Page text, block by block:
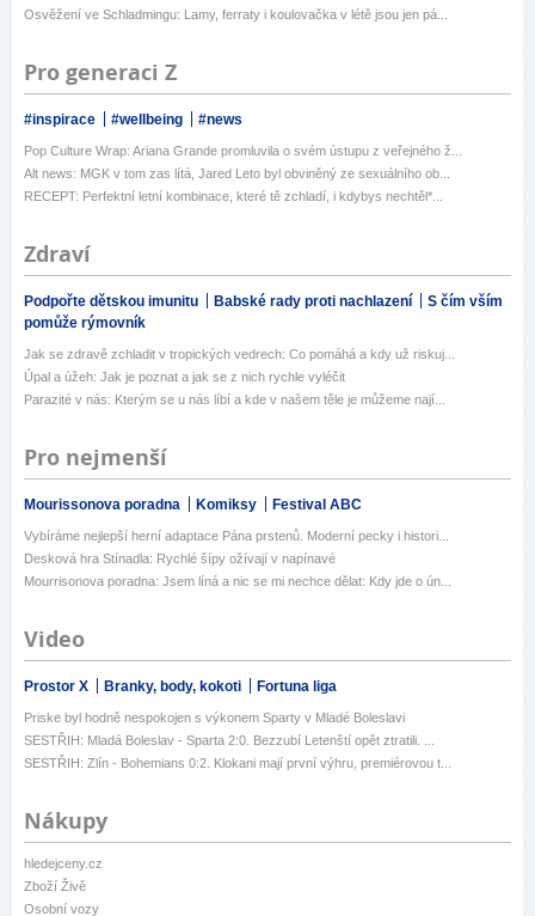
Osvěžení ve Schladmingu: Lamy, ferraty i koulovačka v létě jsou jen pá...
Pro generaci Z
#inspirace #wellbeing #news
Pop Culture Wrap: Ariana Grande promluvila o svém ústupu z veřejného ž...
Alt news: MGK v tom zas lítá, Jared Leto byl obviněný ze sexuálního ob...
RECEPT: Perfektní letní kombinace, které tě zchladí, i kdybys nechtěl*...
Zdraví
Podpořte dětskou imunitu Babské rady proti nachlazení
S čím vším
pomůže rýmovník
Jak se zdravě zchladit v tropických vedrech: Co pomáhá a kdy už riskuj...
Úpal a úžeh: Jak je poznat a jak se z nich rychle vyléčit
Parazité v nás: Kterým se u nás líbí a kde v našem těle je můžeme nají...
Pro nejmenší
Mourissonova poradna Komiksy Festival ABC
Vybíráme nejlepší herní adaptace Pána prstenů. Moderní pecky i histori...
Desková hra Stínadla: Rychlé šípy ožívají v napínavé
Mourrisonova poradna: Jsem líná a nic se mi nechce dělat: Kdy jde o ún...
Video
Prostor X Branky, body, kokoti Fortuna liga
Priske byl hodně nespokojen s výkonem Sparty v Mladé Boleslavi
SESTŘIH: Mladá Boleslav - Sparta 2:0. Bezzubí Letenští opět ztratili. ...
SESTŘIH: Zlín - Bohemians 0:2. Klokani mají první výhru, premiérovou t...
Nákupy
hledejceny.cz
Zboží Živě
Osobní vozy